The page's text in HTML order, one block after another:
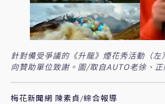
針對備受爭議的《升龍》煙花秀活動（
向贊助單位致謝。圖/取自AUTO老徐、
梅花新聞網 陳素貞/綜合報導